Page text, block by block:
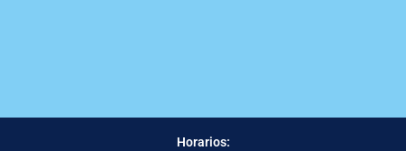
Horarios: